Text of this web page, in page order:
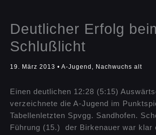
Deutlicher Erfolg
Schlußlicht
19. März 2013 • A-Jugend , Nachwuchs alt
Einen deutlichen 12:28 (5:15)
verzeichnete die A-Jugend im
Tabellenletzten Spvgg. Sandhofen.
Führung (15.) der Birkenauer war klar